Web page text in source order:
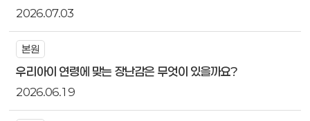
2026.07.03
본원
우리아이 연령에 맞는 장난감은 무엇이 있을까요?
2026.06.19